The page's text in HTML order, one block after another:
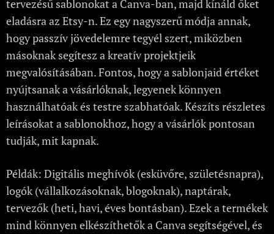
tervezésű sablonokat a Canva-ban, majd kínáld őket
eladásra az Etsy-n. Ez egy nagyszerű módja annak,
hogy passzív jövedelemre tegyél szert, miközben
másoknak segítesz a kreatív projektjeik
megvalósításában. Fontos, hogy a sablonjaid értéket
nyújtsanak a vásárlóknak, legyenek könnyen
használhatóak és testre szabhatóak. Készíts részletes
leírásokat a sablonokhoz, hogy a vásárlók pontosan
tudják, mit kapnak.
Példák: Digitális meghívók (esküvőre, születésnapra),
logók (vállalkozásoknak, blogoknak), naptárak,
tervezők (heti, havi, éves bontásban). Ezek a termékek
mind könnyen elkészíthetők a Canva segítségével, és